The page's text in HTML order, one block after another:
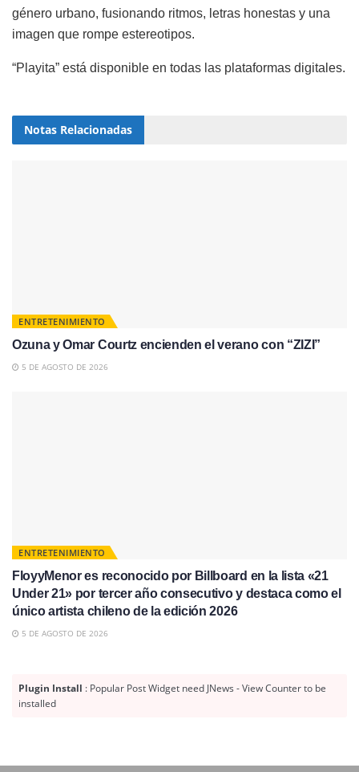
género urbano, fusionando ritmos, letras honestas y una
imagen que rompe estereotipos.
“Playita” está disponible en todas las plataformas digitales.
Notas Relacionadas
ENTRETENIMIENTO
Ozuna y Omar Courtz encienden el verano con “ZIZI”
5 DE AGOSTO DE 2026
ENTRETENIMIENTO
FloyyMenor es reconocido por Billboard en la lista «21
Under 21» por tercer año consecutivo y destaca como el
único artista chileno de la edición 2026
5 DE AGOSTO DE 2026
Plugin Install : Popular Post Widget need JNews - View Counter to be
installed